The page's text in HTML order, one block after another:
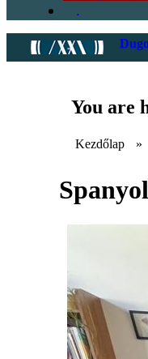
.
You are
Kezdőlap »